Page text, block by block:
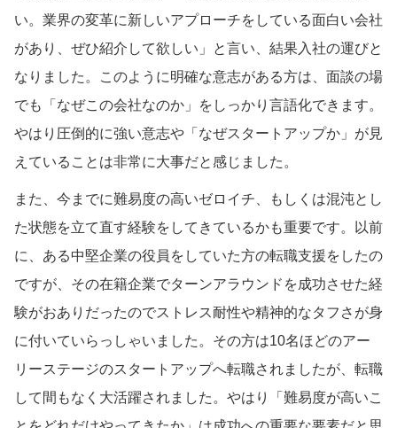
い。業界の変革に新しいアプローチをしている面白い会社
があり、ぜひ紹介して欲しい」と言い、結果入社の運びと
なりました。このように明確な意志がある方は、面談の場
でも「なぜこの会社なのか」をしっかり言語化できます。
やはり圧倒的に強い意志や「なぜスタートアップか」が見
えていることは非常に大事だと感じました。
また、今までに難易度の高いゼロイチ、もしくは混沌とし
た状態を立て直す経験をしてきているかも重要です。以前
に、ある中堅企業の役員をしていた方の転職支援をしたの
ですが、その在籍企業でターンアラウンドを成功させた経
験がおありだったのでストレス耐性や精神的なタフさが身
に付いていらっしゃいました。その方は10名ほどのアー
リーステージのスタートアップへ転職されましたが、転職
して間もなく大活躍されました。やはり「難易度が高いこ